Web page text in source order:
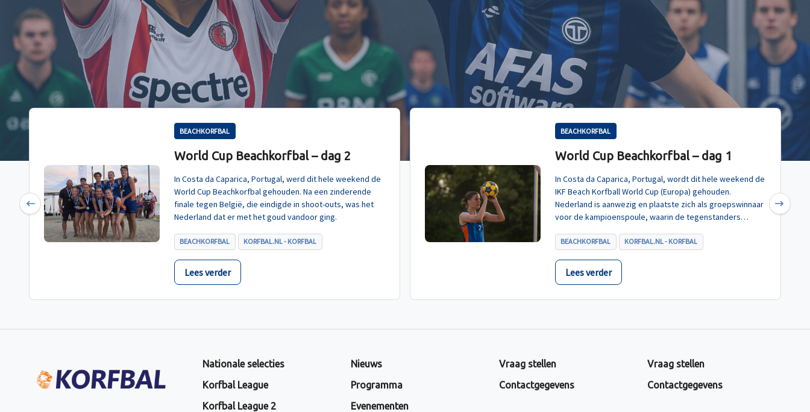
BEACHKORFBAL
World Cup Beachkorfbal – dag 2
In Costa da Caparica, Portugal, werd dit hele weekend de
World Cup Beachkorfbal gehouden. Na een zinderende
finale tegen België, die eindigde in shoot-outs, was het
Nederland dat er met het goud vandoor ging.
BEACHKORFBAL KORFBAL.NL - KORFBAL
Lees verder
BEACHKORFBAL
World Cup Beachkorfbal – dag 1
In Costa da Caparica, Portugal, wordt dit hele weekend de
IKF Beach Korfball World Cup (Europa) gehouden.
Nederland is aanwezig en plaatste zich als groepswinnaar
voor de kampioenspoule, waarin de tegenstanders
BEACHKORFBAL KORFBAL.NL - KORFBAL
Lees verder
Previous Next
Nationale selecties
Korfbal League
Korfbal League 2
Nieuws
Programma
Evenementen
Vraag stellen
Contactgegevens
Vraag stellen
Contactgegevens